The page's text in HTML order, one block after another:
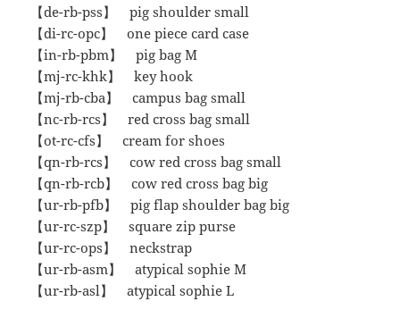
【de-rb-pss】 pig shoulder small
【di-rc-opc】 one piece card case
【in-rb-pbm】 pig bag M
【mj-rc-khk】 key hook
【mj-rb-cba】 campus bag small
【nc-rb-rcs】 red cross bag small
【ot-rc-cfs】 cream for shoes
【qn-rb-rcs】 cow red cross bag small
【qn-rb-rcb】 cow red cross bag big
【ur-rb-pfb】 pig flap shoulder bag big
【ur-rc-szp】 square zip purse
【ur-rc-ops】 neckstrap
【ur-rb-asm】 atypical sophie M
【ur-rb-asl】 atypical sophie L